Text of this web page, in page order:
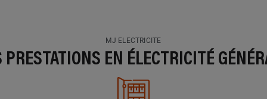
MJ ELECTRICITE
PRESTATIONS EN ÉLECTRICITÉ